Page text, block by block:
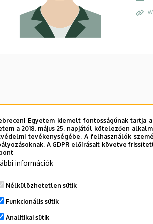
Egyetem kiemelt fontosságúnak
a 2018. május 25. napjától kötelezően
tevékenységébe. A felhasználók
A GDPR előírásait követve
információk
Nélkülözhetetlen sütik
Funkcionális sütik
Analitikai sütik